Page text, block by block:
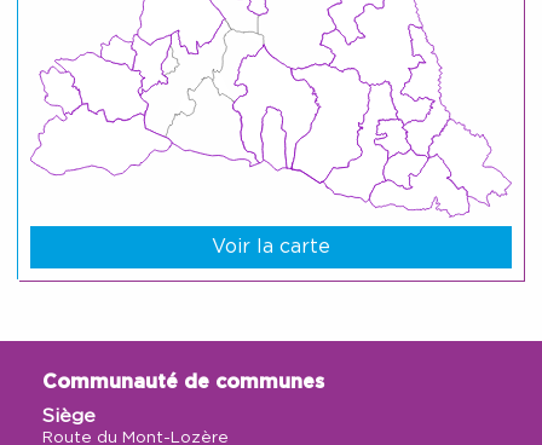
Voir la carte
Communauté de communes
Siège
Route du Mont-Lozère